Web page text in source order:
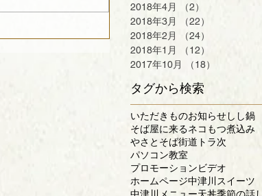
2018年4月
（2）
2018年3月
（22）
2018年2月
（24）
2018年1月
（12）
2017年10月
（18）
タグから検索
いただきものお知らせしし鍋
そば屋に来るネコ もつ煮込み
やさとそば街道 トラ次
パソコン教室
プロモーションビデオ
ホームページ中津川スイーツ
中津川メニュー天丼季節の話し